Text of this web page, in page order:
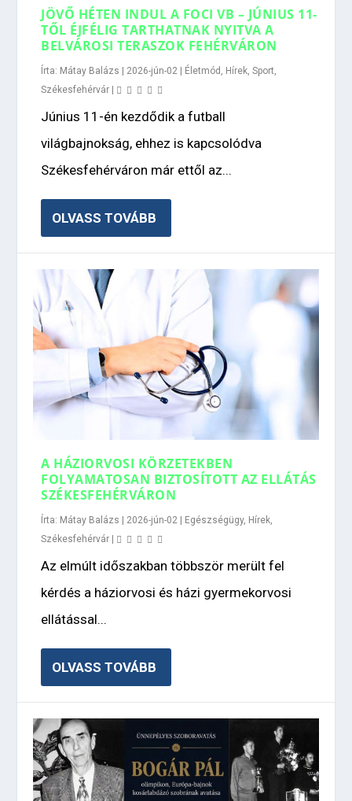
JÖVŐ HÉTEN INDUL A FOCI VB – JÚNIUS 11-
TŐL ÉJFÉLIG TARTHATNAK NYITVA A
BELVÁROSI TERASZOK FEHÉRVÁRON
Írta: Mátay Balázs | 2026-jún-02 | Életmód Hírek ,Sport
Székesfehérvár |
Június 11-én kezdődik a futball
világbajnokság, ehhez is kapcsolódva
Székesfehérváron már ettől az...
OLVASS TOVÁBB
A HÁZIORVOSI KÖRZETEKBEN
FOLYAMATOSAN BIZTOSÍTOTT AZ ELLÁTÁS
SZÉKESFEHÉRVÁRON
Írta: Mátay Balázs 2026-jún-02 Egészségügy, Hírek,
Székesfehérvár
Az elmúlt időszakban többször merült fel
kérdés a háziorvosi és házi gyermekorvosi
ellátással...
OLVASS TOVÁBB